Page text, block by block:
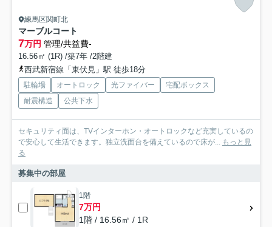
練馬区関町北
マーブルコート
7万円 管理/共益費-
16.56㎡ (1R) /築7年 /2階建
西武新宿線「東伏見」駅 徒歩18分
駐輪場 オートロック 光ファイバー
宅配ボックス
耐震構造
公共下水
セキュリティ面は、TVインターホン・オートロックなど充実しているの
で安心して生活できます。独立洗面台を備えているので床が...
もっと見
る
募集中の部屋
1階
7万円
1階 / 16.56㎡ / 1R